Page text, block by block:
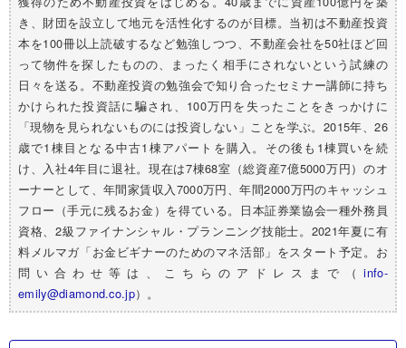
き、財団を設立して地元を活性化するのが目標。当初は不動産投資
本を100冊以上読破するなど勉強しつつ、不動産会社を50社ほど回
って物件を探したものの、まったく相手にされないという試練の
日々を送る。不動産投資の勉強会で知り合ったセミナー講師に持ち
かけられた投資話に騙され、100万円を失ったことをきっかけに
「現物を見られないものには投資しない」ことを学ぶ。2015年、26
歳で1棟目となる中古1棟アパートを購入。その後も1棟買いを続
け、入社4年目に退社。現在は7棟68室（総資産7億5000万円）のオ
ーナーとして、年間家賃収入7000万円、年間2000万円のキャッシュ
フロー（手元に残るお金）を得ている。日本証券業協会一種外務員
資格、2級ファイナンシャル・プランニング技能士。2021年夏に有
料メルマガ「お金ビギナーのためのマネ活部」をスタート予定。お
問い合わせ等は、こちらのアドレスまで（info-
emily@diamond.co.jp）。